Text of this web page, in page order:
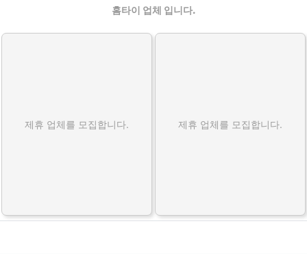
홈타이 업체 입니다.
제휴 업체를 모집합니다. 제휴 업체를 모집합니다.